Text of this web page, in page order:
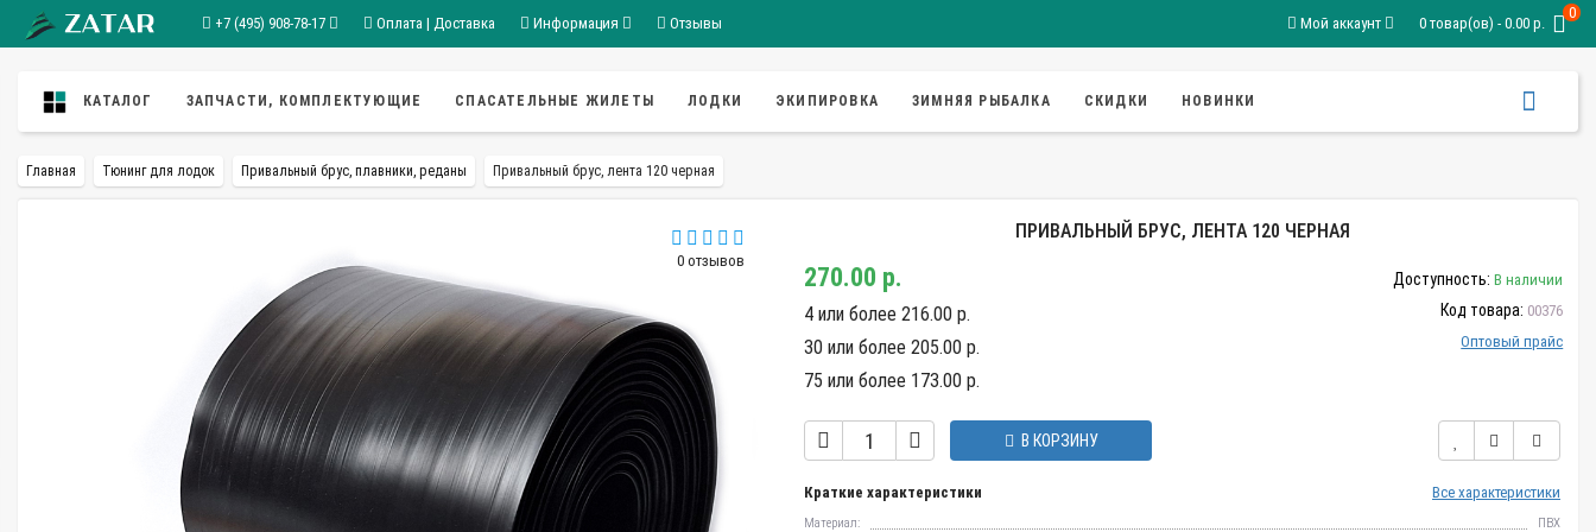
+7 (495) 908-78-17 Оплата | Доставка Информация Отзывы Мой аккаунт 0 товар(ов) - 0.00 р.
0
КАТАЛОГ ЗАПЧАСТИ, КОМПЛЕКТУЮЩИЕ СПАСАТЕЛЬНЫЕ ЖИЛЕТЫ ЛОДКИ ЭКИПИРОВКА ЗИМНЯЯ РЫБАЛКА СКИДКИ НОВИНКИ
Главная Тюнинг для лодок Привальный брус, плавники, реданы Привальный брус, лента 120 черная
0 отзывов
ПРИВАЛЬНЫЙ БРУС, ЛЕНТА 120 ЧЕРНАЯ
270.00 р.
4 или более 216.00 р.
30 или более 205.00 р.
75 или более 173.00 р.
Доступность: В наличии
Код товара: 00376
Оптовый прайс
В КОРЗИНУ
Краткие характеристики Все характеристики
Материал:
ПВХ